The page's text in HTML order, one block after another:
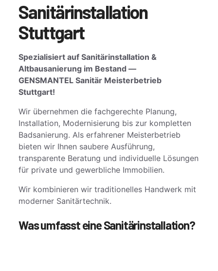
Sanitärinstallation
Stuttgart
Spezialisiert auf Sanitärinstallation &
Altbausanierung im Bestand —
GENSMANTEL Sanitär Meisterbetrieb
Stuttgart!
Wir übernehmen die fachgerechte Planung,
Installation, Modernisierung bis zur kompletten
Badsanierung. Als erfahrener Meisterbetrieb
bieten wir Ihnen saubere Ausführung,
transparente Beratung und individuelle Lösungen
für private und gewerbliche Immobilien.
Wir kombinieren wir traditionelles Handwerk mit
moderner Sanitärtechnik.
Was umfasst eine Sanitärinstallation?